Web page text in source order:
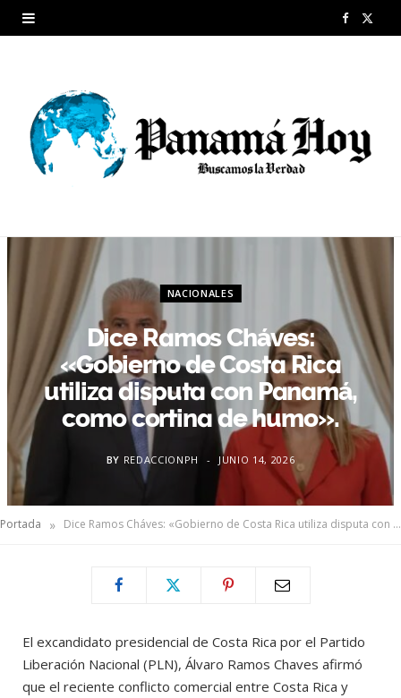
F
b
k
)
NACIONALES
Dice Ramos Cháves:
«Gobierno de Costa Rica
utiliza disputa con Panamá,
como cortina de humo».
BY REDACCIONPH JUNIO 14, 2026
Portada » Dice Ramos Cháves: «Gobierno de Costa Rica utiliza disputa con Panamá, como cortina de humo».
El excandidato presidencial de Costa Rica por el Partido
Liberación Nacional (PLN), Álvaro Ramos Chaves afirmó
que el reciente conflicto comercial entre Costa Rica y